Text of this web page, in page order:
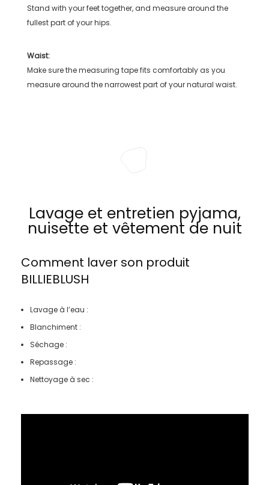
Stand with your feet together, and measure around the
fullest part of your hips.
Waist:
Make sure the measuring tape fits comfortably as you
measure around the narrowest part of your natural waist.
Lavage et entretien pyjama,
nuisette et vêtement de nuit
Comment laver son produit
BILLIEBLUSH
Lavage à l’eau :
Blanchiment :
Séchage :
Repassage :
Nettoyage à sec :